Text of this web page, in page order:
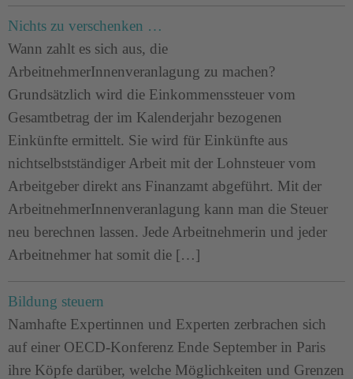
Nichts zu verschenken …
Wann zahlt es sich aus, die
ArbeitnehmerInnenveranlagung zu machen?
Grundsätzlich wird die Einkommenssteuer vom
Gesamtbetrag der im Kalenderjahr bezogenen
Einkünfte ermittelt. Sie wird für Einkünfte aus
nichtselbstständiger Arbeit mit der Lohnsteuer vom
Arbeitgeber direkt ans Finanzamt abgeführt. Mit der
ArbeitnehmerInnenveranlagung kann man die Steuer
neu berechnen lassen. Jede Arbeitnehmerin und jeder
Arbeitnehmer hat somit die […]
Bildung steuern
Namhafte Expertinnen und Experten zerbrachen sich
auf einer OECD-Konferenz Ende September in Paris
ihre Köpfe darüber, welche Möglichkeiten und Grenzen